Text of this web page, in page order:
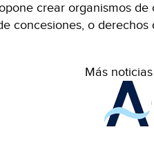
crear organismos
concesiones, o derechos
Más